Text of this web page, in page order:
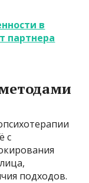
в
партнера
с
подходов.